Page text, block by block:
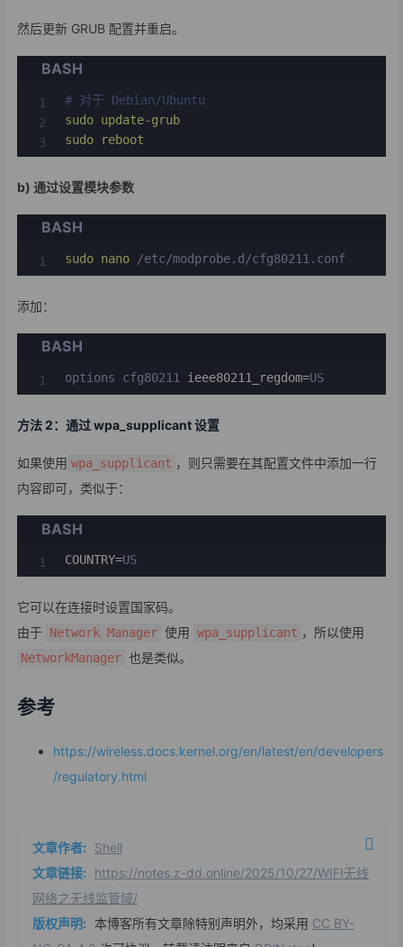
然后更新 GRUB 配置并重启。
BASH
# 对于 Debian/Ubuntu
sudo update-grub
sudo
reboot
b) 通过设置模块参数
BASH
sudo nano /etc/modprobe.d/cfg80211.conf
添加：
BASH
options cfg80211 ieee80211_regdom=US
方法 2：通过 wpa_supplicant 设置
如果使用 wpa_supplicant ，则只需要在其配置文件中添加一行
内容即可，类似于：
BASH
COUNTRY=US
它可以在连接时设置国家码。
由于 Network Manager 使用 wpa_supplicant ，所以使用
NetworkManager 也是类似。
参考
https://wireless.docs.kernel.org/en/latest/en/developers
/regulatory.html
文章作者:
Shell
文章链接:
https://notes.z-dd.online/2025/10/27/WIFI无线
网络之无线监管域/
版权声明: 本博客所有文章除特别声明外，均采用 CC BY-